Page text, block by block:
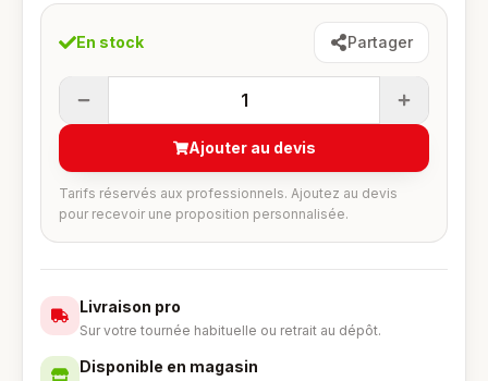
En stock Partager
1
Ajouter au devis
Tarifs réservés aux professionnels. Ajoutez au devis
pour recevoir une proposition personnalisée.
Livraison pro
Sur votre tournée habituelle ou retrait au dépôt.
Disponible en magasin